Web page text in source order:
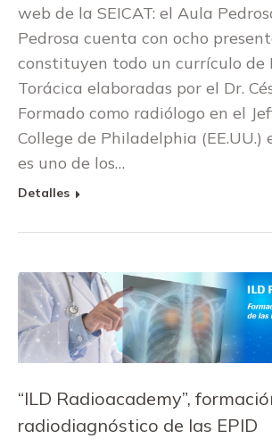
web de la SEICAT: el Aula
Pedrosa cuenta con ocho
constituyen todo un currículo de
Torácica elaboradas por el Dr.
Formado como radiólogo en el
College de Philadelphia (EE.UU.)
es uno de los…
Detalles
“ILD Radioacademy”,
radiodiagnóstico de las EPID